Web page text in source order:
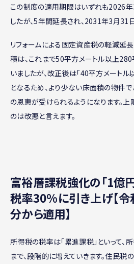
この制度の適用期限はいずれも2026
したが、5年間延長され、2031年3月31
リフォームによる固定資産税の軽減延
積は、これまで50平方メートル以上
いましたが、改正後は「40平方メート
となるため、より少ない床面積の物件
の恩恵が受けられるようになります。
のは改悪と言えます。
富裕層課税強化の「1億
税率30%に引き上げ【令
分から適用】
所得税の税率は「累進課税」といって、
まで、段階的に増えていきます。住民税